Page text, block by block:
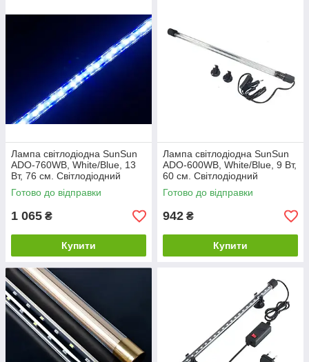
Лампа світлодіодна SunSun
ADO-760WB, White/Blue, 13
Вт, 76 см. Світлодіодний
світильник в акваріум
Готово до відправки
1 065 ₴
Купити
Лампа світлодіодна SunSun
ADO-600WB, White/Blue, 9 Вт,
60 см. Світлодіодний
світильник для акваріума.
Готово до відправки
942 ₴
Купити